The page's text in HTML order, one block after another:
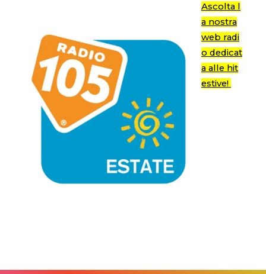
Ascolta l
a nostra
web radi
o dedicat
a alle hit
estive!